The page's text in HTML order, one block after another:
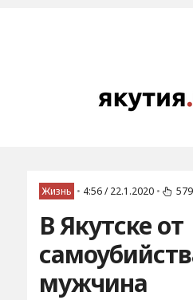
Жизнь • 4:56 / 22.1.2020 •
В Якутске от
мужчина